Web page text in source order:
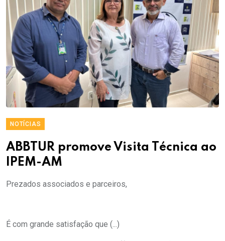
NOTÍCIAS
ABBTUR promove Visita Técnica ao
IPEM-AM
Prezados associados e parceiros,
É com grande satisfação que (...)